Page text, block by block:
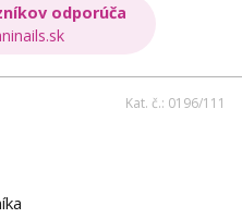
odporúča
Kat. č.: 0196/111